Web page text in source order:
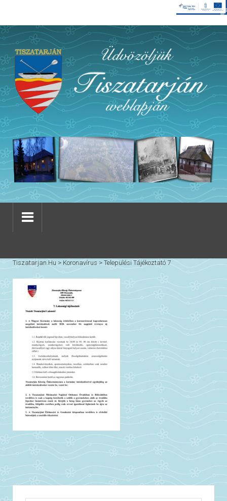
Tiszatarjan.hu > Koronavírus > Települési Tájékoztató 7